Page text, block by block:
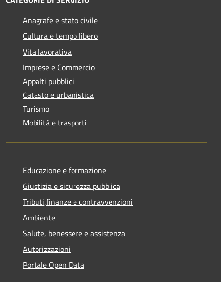
Anagrafe e stato civile
Cultura e tempo libero
Vita lavorativa
Imprese e Commercio
Appalti pubblici
Catasto e urbanistica
Turismo
Mobilità e trasporti
Educazione e formazione
Giustizia e sicurezza pubblica
Tributi,finanze e contravvenzioni
Ambiente
Salute, benessere e assistenza
Autorizzazioni
Portale Open Data